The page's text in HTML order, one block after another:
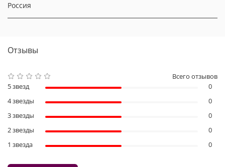
Россия
Отзывы
Всего отзывов
5 звезд
0
4 звезды
0
3 звезды
0
2 звезды
0
1 звезда
0